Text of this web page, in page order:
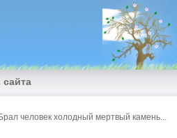
человек холодный мертвый камень...